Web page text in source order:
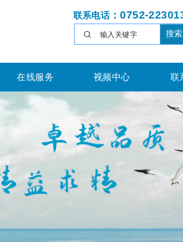
联系电话：0752-
搜索
在线服务 视频中心 联